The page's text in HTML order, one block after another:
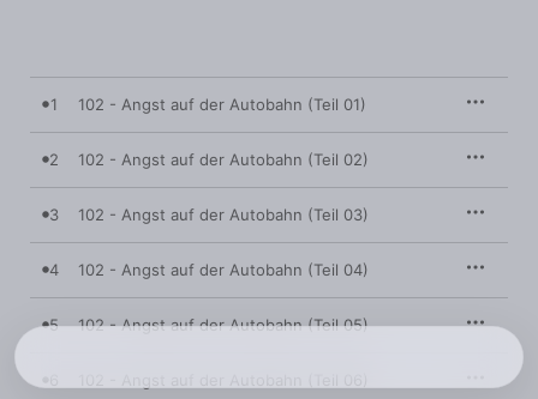
1 102 - Angst auf der Autobahn (Teil 01)
2 102 - Angst auf der Autobahn (Teil 02)
3 102 - Angst auf der Autobahn (Teil 03)
4 102 - Angst auf der Autobahn (Teil 04)
5 102 - Angst auf der Autobahn (Teil 05)